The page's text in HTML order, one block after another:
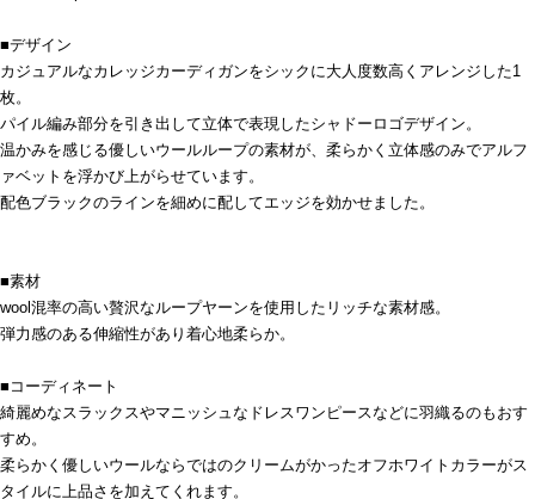
■デザイン
カジュアルなカレッジカーディガンをシックに大人度数高くアレンジした1
枚。
パイル編み部分を引き出して立体で表現したシャドーロゴデザイン。
温かみを感じる優しいウールループの素材が、柔らかく立体感のみでアルフ
ァベットを浮かび上がらせています。
配色ブラックのラインを細めに配してエッジを効かせました。
■素材
wool混率の高い贅沢なループヤーンを使用したリッチな素材感。
弾力感のある伸縮性があり着心地柔らか。
■コーディネート
綺麗めなスラックスやマニッシュなドレスワンピースなどに羽織るのもおす
すめ。
柔らかく優しいウールならではのクリームがかったオフホワイトカラーがス
タイルに上品さを加えてくれます。